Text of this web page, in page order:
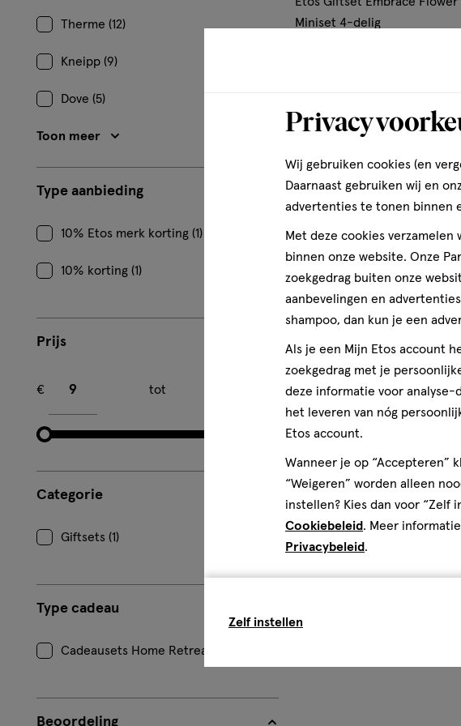
Therme (12)
Kneipp (9)
Dove (5)
Toon meer
Type aanbieding
10% Etos merk korting (1)
10% korting (1)
Prijs
€
tot
Categorie
Giftsets (1)
Type cadeau
Cadeausets Home Retreat (1)
Beoordeling
Miniset 4-delig
Privacy
Wij gebruiken cookies (en
Daarnaast gebruiken wij en
advertenties te tonen binnen
Met deze cookies
binnen onze website. Onze
zoekgedrag buiten onze
aanbevelingen en
shampoo, dan kun je een
Als je een Mijn Etos account
zoekgedrag met je
deze informatie voor
het leveren van nóg
Etos account.
Wanneer je op “Accepteren”
“Weigeren” worden alleen
instellen? Kies dan voor “Zelf
Cookiebeleid. Meer
Privacybeleid.
Zelf instellen